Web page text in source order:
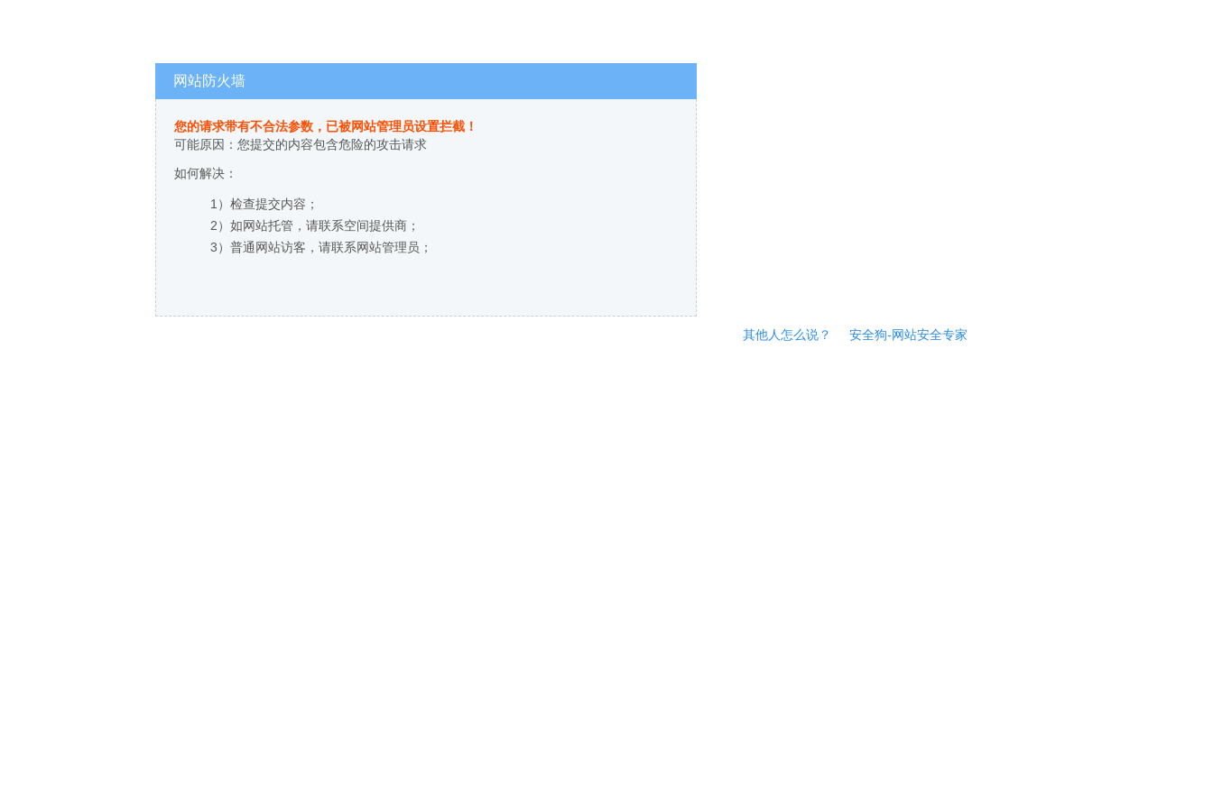
网站防火墙
您的请求带有不合法参数，已被网站管理员设置拦截！
可能原因：您提交的内容包含危险的攻击请求
如何解决：
1）检查提交内容；
2）如网站托管，请联系空间提供商；
3）普通网站访客，请联系网站管理员；
其他人怎么说？ 安全狗-网站安全专家